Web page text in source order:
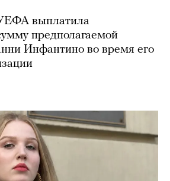
выплатила
предполагаемой
Инфантино во время его